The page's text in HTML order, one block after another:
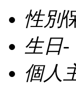
性別
生日-
個人